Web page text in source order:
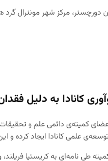
دورچستر، مرکز شهر مونترال
کانادا به دلیل
کمیته‌ی دائمی علم و
علمی کانادا ایجاد کرده و
طی نامه‌ای به کریستیا